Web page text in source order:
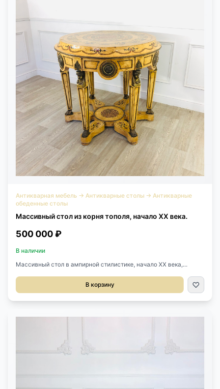
Антикварная мебель → Антикварные столы → Антикварные
обеденные столы
Массивный стол из корня тополя, начало ХХ века.
500 000 ₽
В наличии
Массивный стол в ампирной стилистике, начало ХХ века,
Диаметр стола: 105 см. Высота: 95 см.
В корзину